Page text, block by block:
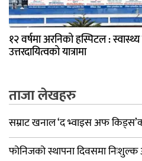
१२ वर्षमा अरनिको हस्पिटल :
उत्तरदायित्वको यात्रामा
ताजा लेखहरु
सम्राट खनाल ‘द भ्वाइस अफ
फोनिजको स्थापना दिवसमा